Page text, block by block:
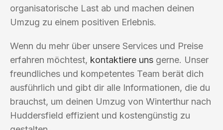
organisatorische Last ab und machen deinen
Umzug zu einem positiven Erlebnis.
Wenn du mehr über unsere Services und Preise
erfahren möchtest, kontaktiere uns gerne. Unser
freundliches und kompetentes Team berät dich
ausführlich und gibt dir alle Informationen, die du
brauchst, um deinen Umzug von Winterthur nach
Huddersfield effizient und kostengünstig zu